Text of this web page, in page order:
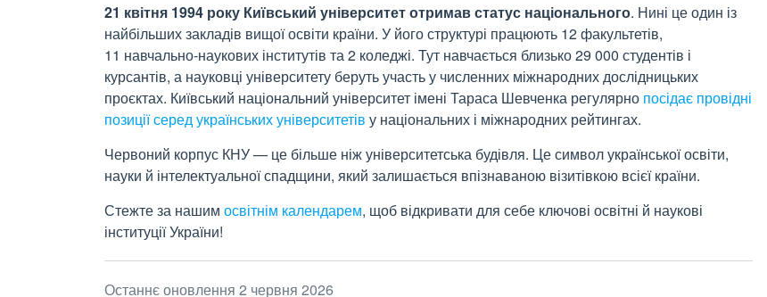
21 квітня 1994 року Київський університет отримав статус національного. Нині це один із
найбільших закладів вищої освіти країни. У його структурі працюють 12факультетів,
11 навчально-наукових інститутів та 2 коледжі. Тут навчається близько 29 000 студентів і
курсантів, а науковці університету беруть участь у численних міжнародних дослідницьких
проєктах. Київський національний університет імені Тараса Шевченка регулярно посідає провідні
позиції серед українських університетів у національних і міжнародних рейтингах.
Червоний корпус КНУ — це більше ніж університетська будівля. Це символ української освіти,
науки й інтелектуальної спадщини, який залишається впізнаваною візитівкою всієї країни.
Стежте за нашим освітнім календарем, щоб відкривати для себе ключові освітні й наукові
інституції України!
Останнє оновлення 2 червня 2026